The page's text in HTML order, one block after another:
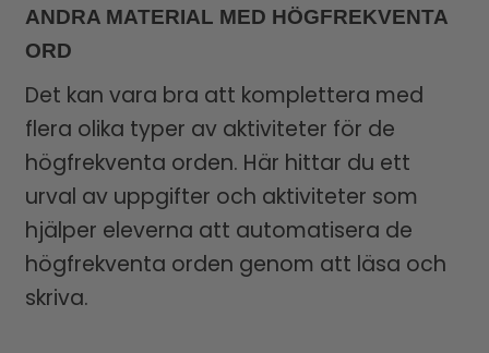
ANDRA MATERIAL MED HÖGFREKVENTA
ORD
Det kan vara bra att komplettera med
flera olika typer av aktiviteter för de
högfrekventa orden. Här hittar du ett
urval av uppgifter och aktiviteter som
hjälper eleverna att automatisera de
högfrekventa orden genom att läsa och
skriva.